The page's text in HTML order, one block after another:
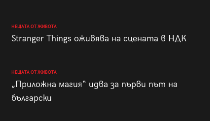
НЕЩАТА ОТ ЖИВОТА
Stranger Things оживява на сцената в НДК
НЕЩАТА ОТ ЖИВОТА
„Приложна магия“ идва за първи път на
български